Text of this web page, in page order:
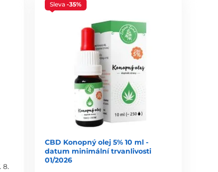
8.
Sleva-35%
CBD Konopný olej 5% 10 ml -
datum minimální trvanlivosti
01/2026